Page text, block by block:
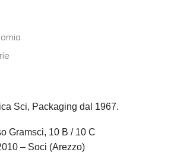
Sci, Packaging dal 1967.
Gramsci, 10 B / 10 C
– Soci (Arezzo)